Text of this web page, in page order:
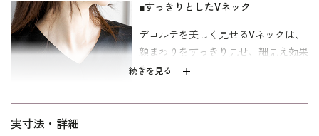
キャリア（30～40代）を中心とした、メリハリのあるボディライ
ンの方向けの「標準」パターンを使用しています。
※パソコンのモニター環境やスマートフォンの機種・設定によっ
※記載の実寸法は、完成した商品を平置きして計測した寸法で
続きを見る
■すっきりとしたVネック
デコルテを美しく見せるVネックは、
顔まわりをすっきり見せ、細見え効果
も。
実寸法・詳細